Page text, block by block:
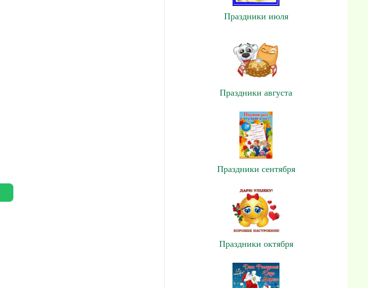
Праздники июля
Праздники августа
Праздники сентября
Праздники октября